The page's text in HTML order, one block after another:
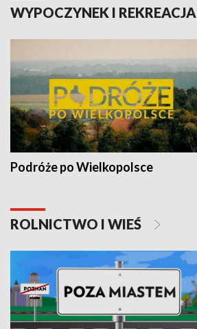
WYPOCZYNEK I REKREACJA
Podróże po Wielkopolsce
ROLNICTWO I WIEŚ